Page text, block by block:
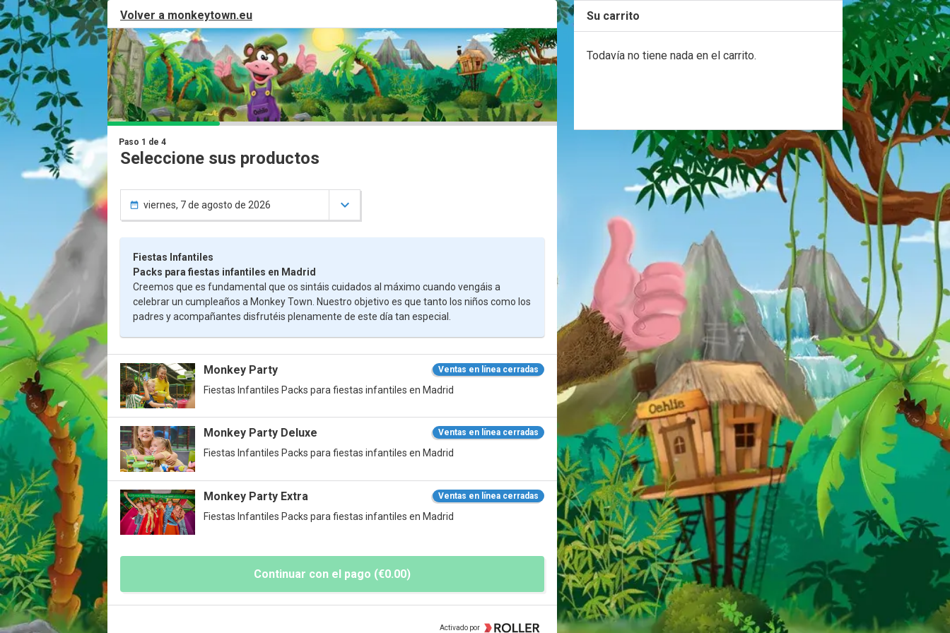
Volver a monkeytown.eu
Paso 1 de 4
Seleccione sus productos
 viernes, 7 de agosto de 2026 
Fiestas Infantiles
Packs para fiestas infantiles en Madrid
Creemos que es fundamental que os sintáis cuidados al máximo cuando vengáis a
celebrar un cumpleaños a Monkey Town. Nuestro objetivo es que tanto los niños como los
padres y acompañantes disfrutéis plenamente de este día tan especial.
Monkey Party Ventas en línea cerradas
Fiestas Infantiles Packs para fiestas infantiles en Madrid
Monkey Party Deluxe Ventas en línea cerradas
Fiestas Infantiles Packs para fiestas infantiles en Madrid
Monkey Party Extra Ventas en línea cerradas
Fiestas Infantiles Packs para fiestas infantiles en Madrid
Continuar con el pago (€0.00)
Activado por
Su carrito


artículos
Todavía no tiene nada en el carrito.